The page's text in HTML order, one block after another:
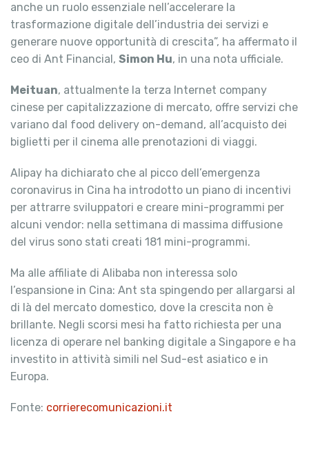
anche un ruolo essenziale nell’accelerare la
trasformazione digitale dell’industria dei servizi e
generare nuove opportunità di crescita”, ha affermato il
ceo di Ant Financial, Simon Hu, in una nota ufficiale.
Meituan, attualmente la terza Internet company
cinese per capitalizzazione di mercato, offre servizi che
variano dal food delivery on-demand, all’acquisto dei
biglietti per il cinema alle prenotazioni di viaggi.
Alipay ha dichiarato che al picco dell’emergenza
coronavirus in Cina ha introdotto un piano di incentivi
per attrarre sviluppatori e creare mini-programmi per
alcuni vendor: nella settimana di massima diffusione
del virus sono stati creati 181 mini-programmi.
Ma alle affiliate di Alibaba non interessa solo
l’espansione in Cina: Ant sta spingendo per allargarsi al
di là del mercato domestico, dove la crescita non è
brillante. Negli scorsi mesi ha fatto richiesta per una
licenza di operare nel banking digitale a Singapore e ha
investito in attività simili nel Sud-est asiatico e in
Europa.
Fonte: corrierecomunicazioni.it